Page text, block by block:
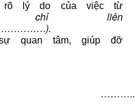
rõ lý do của việc từ
chỉ liên
).
quan tâm, giúp đỡ